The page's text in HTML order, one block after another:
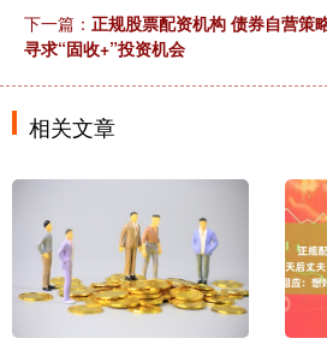
下一篇： 正规股票配资机构 债券自营策
寻求“固收+”投资机会
相关文章